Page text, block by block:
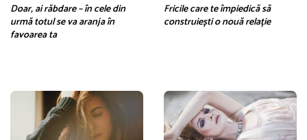
Doar, ai răbdare – în cele din
urmă totul se va aranja în
favoarea ta
Fricile care te împiedică să
construiești o nouă relație